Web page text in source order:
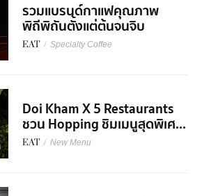
รวมแบรนด์กาแฟคุณภาพ
พิถีพิถันตั้งแต่ต้นจนจิบ
EAT / Specialty Coffee
Doi Kham X 5 Restaurants
ชวน Hopping ชิมเมนูสุดพิเศ...
EAT / New Menu